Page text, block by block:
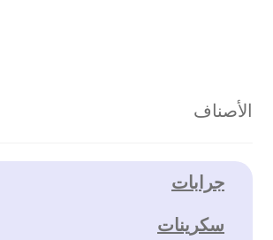
الأصناف
جرابات
سكرينات